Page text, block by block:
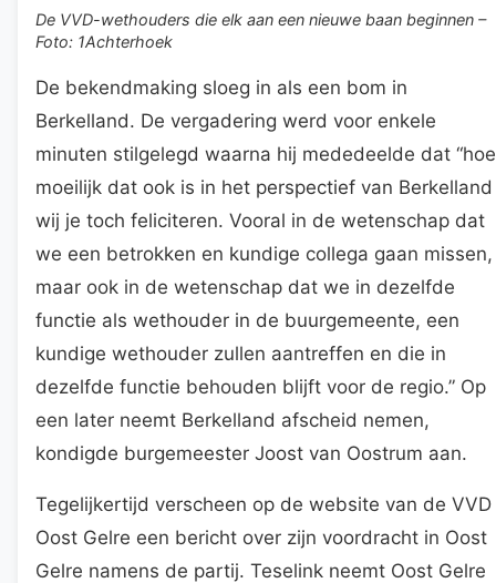
De VVD-wethouders die elk aan een nieuwe baan beginnen –
Foto: 1Achterhoek
De bekendmaking sloeg in als een bom in
Berkelland. De vergadering werd voor enkele
minuten stilgelegd waarna hij mededeelde dat “hoe
moeilijk dat ook is in het perspectief van Berkelland
wij je toch feliciteren. Vooral in de wetenschap dat
we een betrokken en kundige collega gaan missen,
maar ook in de wetenschap dat we in dezelfde
functie als wethouder in de buurgemeente, een
kundige wethouder zullen aantreffen en die in
dezelfde functie behouden blijft voor de regio.” Op
een later neemt Berkelland afscheid nemen,
kondigde burgemeester Joost van Oostrum aan.
Tegelijkertijd verscheen op de website van de VVD
Oost Gelre een bericht over zijn voordracht in Oost
Gelre namens de partij. Teselink neemt Oost Gelre